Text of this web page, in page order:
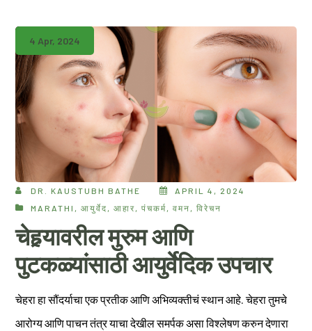
4 Apr, 2024
DR. KAUSTUBH BATHE
APRIL 4, 2024
MARATHI ,आयुर्वेद ,आहार,पंचकर्म,वमन ,विरेचन
चेहर्‍यावरील मुरुम आणि
पुटकळ्यांसाठी आयुर्वेदिक उपचार
चेहरा हा सौंदर्याचा एक प्रतीक आणि अभिव्यक्तीचं स्थान आहे. चेहरा तुमचे
आरोग्य आणि पाचन तंत्र याचा देखील समर्पक असा विश्लेषण करुन देणारा